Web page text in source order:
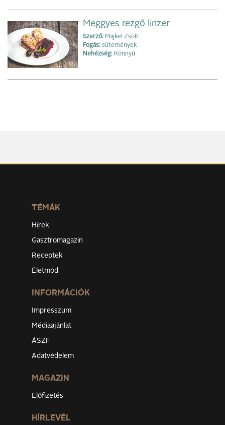
Meggyes rezgő linzer
Szerző: Májkel Zsolt
Fogás: sütemények
Nehézség: Könnyű
TÉMÁK
Hírek
Gasztromagazin
Receptek
Életmód
INFORMÁCIÓK
Impresszum
Médiaajánlat
ÁSZF
Adatvédelem
MAGAZIN
Előfizetés
HÍRLEVÉL